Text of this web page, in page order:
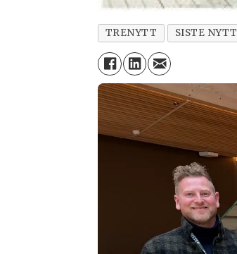
TRENYTT SISTE NYTT